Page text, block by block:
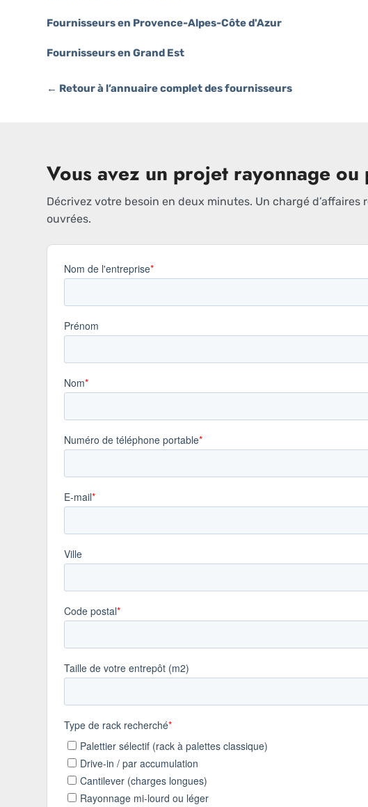
Fournisseurs en Provence-Alpes-Côte d'Azur
Fournisseurs en Grand Est
← Retour à l’annuaire complet des fournisseurs
Vous avez un projet rayonnage
Décrivez votre besoin en deux minutes. Un chargé d’affaires
ouvrées.